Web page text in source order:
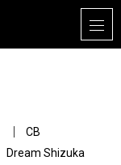
CB
Dream Shizuka